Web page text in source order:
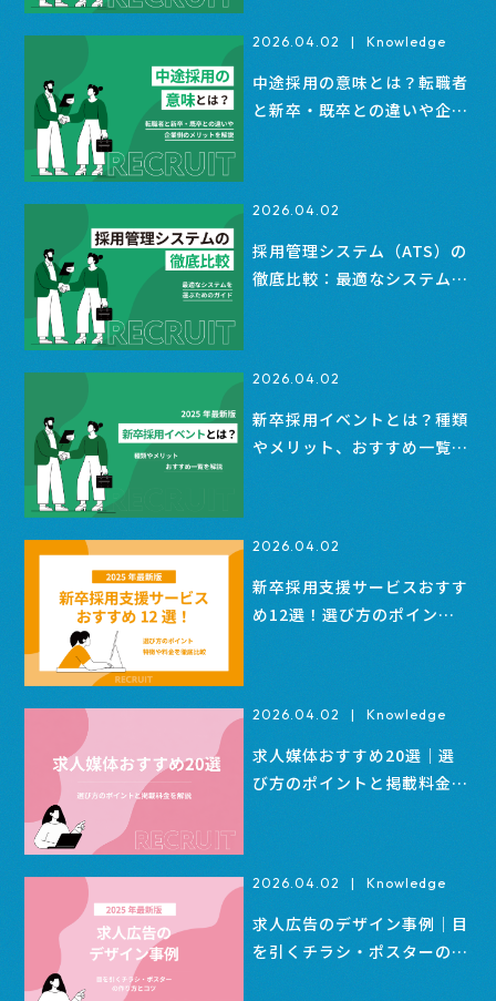
2026.04.02 | Knowledge
中途採用の意味とは？転職者
と新卒・既卒との違いや企業
2026.04.02
採用管理システム（ATS）の
徹底比較：最適なシステムを
2026.04.02
新卒採用イベントとは？種類
やメリット、おすすめ一覧を
2026.04.02
新卒採用支援サービスおすす
め12選！選び方のポイン
2026.04.02 | Knowledge
求人媒体おすすめ20選｜選
び方のポイントと掲載料金を
2026.04.02 | Knowledge
求人広告のデザイン事例｜目
を引くチラシ・ポスターの作